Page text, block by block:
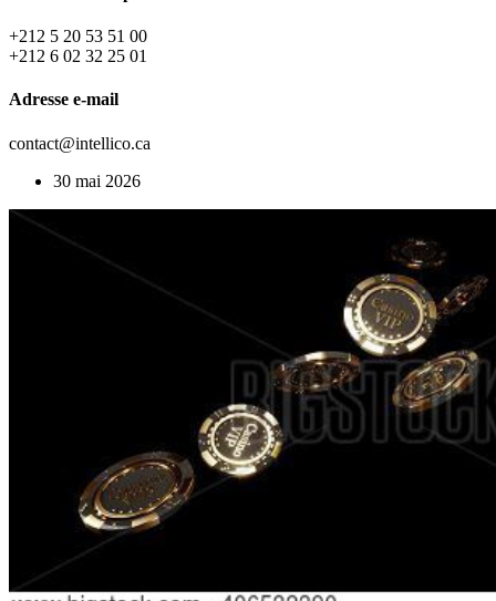
+212 5 20 53 51 00
+212 6 02 32 25 01
Adresse e-mail
contact@intellico.ca
30 mai 2026